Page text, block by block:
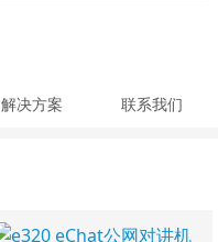
解决方案 联系我们